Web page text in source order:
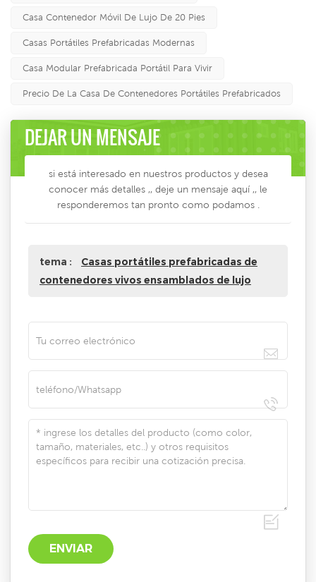
Casa Contenedor Móvil De Lujo De 20 Pies
Casas Portátiles Prefabricadas Modernas
Casa Modular Prefabricada Portátil Para Vivir
Precio De La Casa De Contenedores Portátiles Prefabricados
DEJAR UN MENSAJE
si está interesado en nuestros productos y desea
conocer más detalles ,, deje un mensaje aquí ,, le
responderemos tan pronto como podamos .
tema :
Casas portátiles prefabricadas de
contenedores vivos ensamblados de lujo